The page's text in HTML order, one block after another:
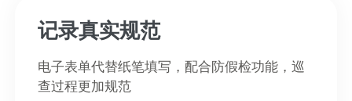
记录真实规范
电子表单代替纸笔填写，配合防假检功能，巡
查过程更加规范